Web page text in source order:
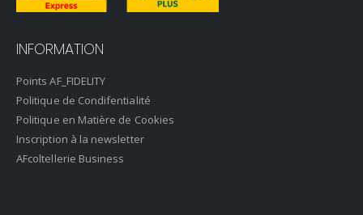
INFORMATION
Points AF_FIDELITY
Politique de Condifentialité
Politique en Matière de Cookies
Inscription à la newsletter
AFcoltellerie Business